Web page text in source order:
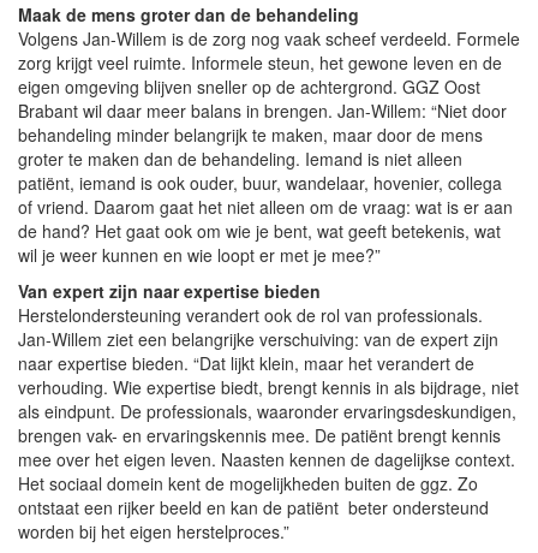
Maak de mens groter dan de behandeling
Volgens Jan-Willem is de zorg nog vaak scheef verdeeld. Formele
zorg krijgt veel ruimte. Informele steun, het gewone leven en de
eigen omgeving blijven sneller op de achtergrond. GGZ Oost
Brabant wil daar meer balans in brengen. Jan-Willem: “Niet door
behandeling minder belangrijk te maken, maar door de mens
groter te maken dan de behandeling. Iemand is niet alleen
patiënt, iemand is ook ouder, buur, wandelaar, hovenier, collega
of vriend. Daarom gaat het niet alleen om de vraag: wat is er aan
de hand? Het gaat ook om wie je bent, wat geeft betekenis, wat
wil je weer kunnen en wie loopt er met je mee?”
Van expert zijn naar expertise bieden
Herstelondersteuning verandert ook de rol van professionals.
Jan-Willem ziet een belangrijke verschuiving: van de expert zijn
naar expertise bieden. “Dat lijkt klein, maar het verandert de
verhouding. Wie expertise biedt, brengt kennis in als bijdrage, niet
als eindpunt. De professionals, waaronder ervaringsdeskundigen,
brengen vak- en ervaringskennis mee. De patiënt brengt kennis
mee over het eigen leven. Naasten kennen de dagelijkse context.
Het sociaal domein kent de mogelijkheden buiten de ggz. Zo
ontstaat een rijker beeld en kan de patiënt beter ondersteund
worden bij het eigen herstelproces.”